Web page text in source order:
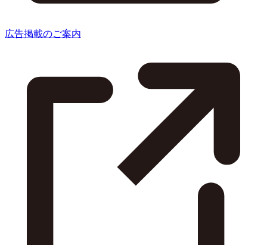
広告掲載のご案内